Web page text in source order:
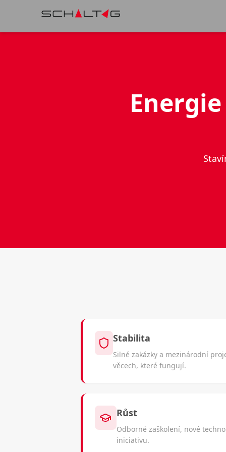
Stabilita
Silné zakázky a mezinárodní
věcech, které fungují.
Růst
Odborné zaškolení, nové
iniciativu.